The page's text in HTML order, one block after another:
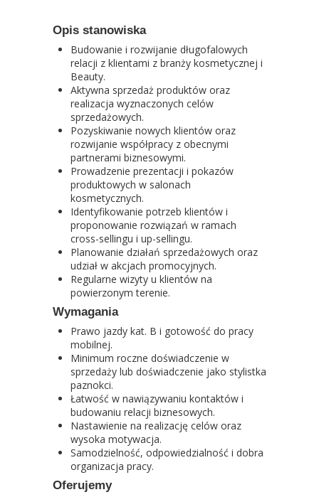
Opis stanowiska
Budowanie i rozwijanie długofalowych
relacji z klientami z branży kosmetycznej i
Beauty.
Aktywna sprzedaż produktów oraz
realizacja wyznaczonych celów
sprzedażowych.
Pozyskiwanie nowych klientów oraz
rozwijanie współpracy z obecnymi
partnerami biznesowymi.
Prowadzenie prezentacji i pokazów
produktowych w salonach
kosmetycznych.
Identyfikowanie potrzeb klientów i
proponowanie rozwiązań w ramach
cross-sellingu i up-sellingu.
Planowanie działań sprzedażowych oraz
udział w akcjach promocyjnych.
Regularne wizyty u klientów na
powierzonym terenie.
Wymagania
Prawo jazdy kat. B i gotowość do pracy
mobilnej.
Minimum roczne doświadczenie w
sprzedaży lub doświadczenie jako stylistka
paznokci.
Łatwość w nawiązywaniu kontaktów i
budowaniu relacji biznesowych.
Nastawienie na realizację celów oraz
wysoka motywacja.
Samodzielność, odpowiedzialność i dobra
organizacja pracy.
Oferujemy